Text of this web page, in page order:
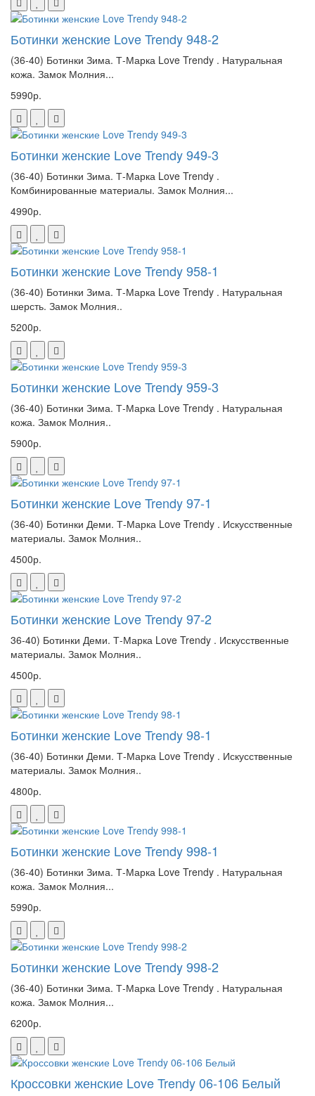
Ботинки женские Love Trendy 948-2
(36-40) Ботинки Зима. Т-Марка Love Trendy . Натуральная
кожа. Замок Молния...
5990р.
Ботинки женские Love Trendy 949-3
(36-40) Ботинки Зима. Т-Марка Love Trendy .
Комбинированные материалы. Замок Молния...
4990р.
Ботинки женские Love Trendy 958-1
(36-40) Ботинки Зима. Т-Марка Love Trendy . Натуральная
шерсть. Замок Молния..
5200р.
Ботинки женские Love Trendy 959-3
(36-40) Ботинки Зима. Т-Марка Love Trendy . Натуральная
кожа. Замок Молния..
5900р.
Ботинки женские Love Trendy 97-1
(36-40) Ботинки Деми. Т-Марка Love Trendy . Искусственные
материалы. Замок Молния..
4500р.
Ботинки женские Love Trendy 97-2
36-40) Ботинки Деми. Т-Марка Love Trendy . Искусственные
материалы. Замок Молния..
4500р.
Ботинки женские Love Trendy 98-1
(36-40) Ботинки Деми. Т-Марка Love Trendy . Искусственные
материалы. Замок Молния..
4800р.
Ботинки женские Love Trendy 998-1
(36-40) Ботинки Зима. Т-Марка Love Trendy . Натуральная
кожа. Замок Молния...
5990р.
Ботинки женские Love Trendy 998-2
(36-40) Ботинки Зима. Т-Марка Love Trendy . Натуральная
кожа. Замок Молния...
6200р.
Кроссовки женские Love Trendy 06-106 Белый